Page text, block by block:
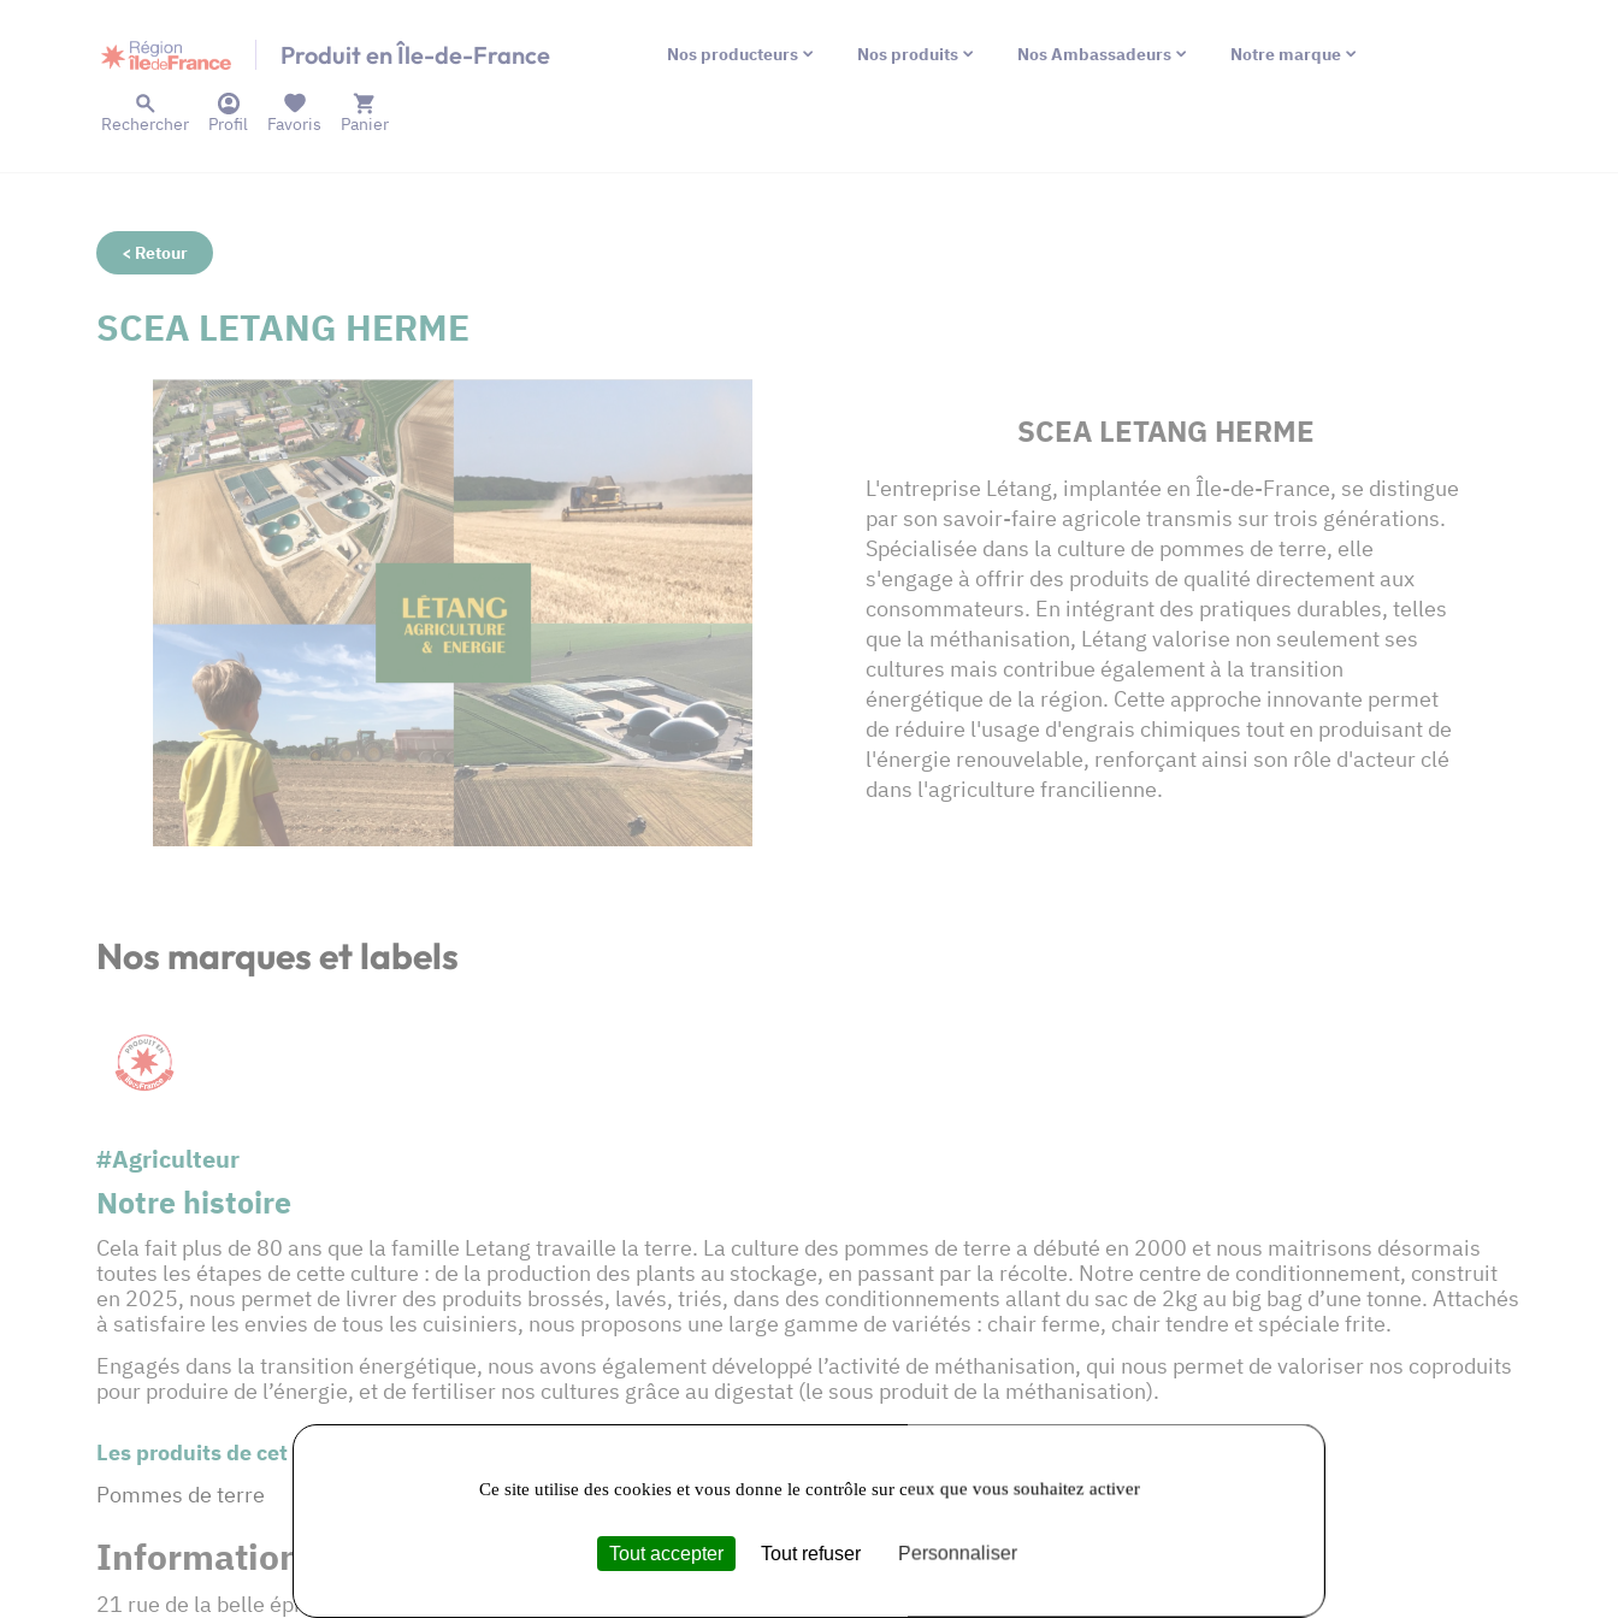
Produit en Île-de-France Nos producteurs Nos produits Nos Ambassadeurs Notre marque
Rechercher Profil Panier
Favoris
< Retour
SCEA LETANG HERME
SCEA LETANG HERME
L'entreprise Létang, implantée en Île-de-France, se distingue
par son savoir-faire agricole transmis sur trois générations.
Spécialisée dans la culture de pommes de terre, elle
s'engage à offrir des produits de qualité directement aux
consommateurs. En intégrant des pratiques durables, telles
que la méthanisation, Létang valorise non seulement ses
cultures mais contribue également à la transition
énergétique de la région. Cette approche innovante permet
de réduire l'usage d'engrais chimiques tout en produisant de
l'énergie renouvelable, renforçant ainsi son rôle d'acteur clé
dans l'agriculture francilienne.
Nos marques et labels
#Agriculteur
Notre histoire
Cela fait plus de 80 ans que la famille Letang travaille la terre. La culture des pommes de terre a débuté en 2000 et nous maitrisons désormais
toutes les étapes de cette culture : de la production des plants au stockage, en passant par la récolte. Notre centre de conditionnement, construit
en 2025, nous permet de livrer des produits brossés, lavés, triés, dans des conditionnements allant du sac de 2kg au big bag d’une tonne. Attachés
à satisfaire les envies de tous les cuisiniers, nous proposons une large gamme de variétés : chair ferme, chair tendre et spéciale frite.
Engagés dans la transition énergétique, nous avons également développé l’activité de méthanisation, qui nous permet de valoriser nos coproduits
pour produire de l’énergie, et de fertiliser nos cultures grâce au digestat (le sous produit de la méthanisation).
Les produits de cet adhérent :
Pommes de terre
Informations et coordonnées :
21 rue de la belle épine
Ce site utilise des cookies et vous donne le contrôle sur ceux que vous souhaitez activer
Tout accepter Tout refuser Personnaliser